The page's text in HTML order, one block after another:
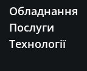
Обладнання
Послуги
Технології